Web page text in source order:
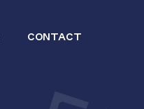
CONTACT